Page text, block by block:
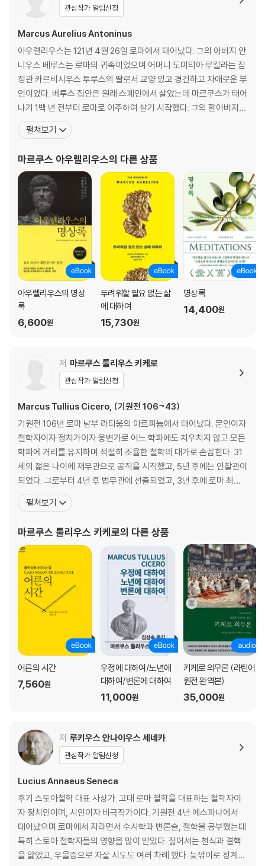
춤을 출 때는 춤만 춘다 32
자신을 다스릴 줄도 모르면서 33
내면의 기준을 세우고 있는가? 34
남이 하는 대로 따라 살지 마라 35
내가 가진 것은 무엇인가? 36
내가 맡은 역할은 무엇인가 37
부러워하거나 시기하지 마라 38
자기 자신을 세놓지 마라 39
어떤 본성이 나를 인도하는가? 41
내면 깊숙한 곳의 신비한 힘 43
하루하루가 마지막 날인 것처럼 44
어떤 영혼이 나를 차지하고 있나? 45
내 능력으로 할 수 있는 일들 46
이것을 하는 목적이 무엇인가? 47
사람들의 숙덕거림은 무시하라 48
가장 중요한 시간, 가장 중요한 사람 49
오직 지금 현재에 집중하라 50
현재 속에서만 삶이 존재한다 51
불확실한 미래, 확실한 현재 52
나는 오늘 어떤 좋은 일을 할까 53
2장 예고 없는 시련과 고난에 괴로워하는 당신에게
세상에서 일어나는 모든 불운 58
지나치게 흥분하고 후회하지 마라 59
오늘 비록 넘어지더라도 60
가혹한 운명을 대하는 마음가짐 61
강력한 불운의 힘을 꺾으려면 63
행운과 불운은 멀리 있지 않다 64
언제나 불운은 닥칠 수 있다 65
고난에 적응하는 인간의 능력 66
자신의 내부에서 해결책을 찾자 67
시련이 내 의지까지 꺾진 못한다 68
내게 닥치는 모든 일을 기다리노라 69
시련이 와도 남 탓 하지 마라 70
상실을 겪었을 때의 마음가짐 71
삶은 오직 현재에만 존재한다 72
항상 불운에 대비하며 살자 73
내 권한에 속하는 것, 속하지 않는 것 74
슬픈 기억들은 멀리 밀어버려라 75
우리의 삶 자체가 고행이다 76
견딜 수 없는 일은 세상에 없다 77
불평하지 말고 감당하자 78
시련을 극복해 나갈 수 있는 힘 79
당신을 괴롭히는 고민들의 실체 80
자신을 혼란에 빠뜨리지 마라 81
그 일을 받아들이는 당신의 관념 82
벌어지는 일들을 받아들여라 84
변화의 과정은 우리에게 필수다 85
힘든 상황에서의 해법은 사랑이다 86
인생의 위기를 항상 염두에 두라 88
운명의 여신이 위협할지라도 89
3장 헛된 욕망과 쾌락에 집착하는 당신에게
자기 자신을 통제할 줄 아는 사람 93
그 사람을 판단하는 방법 94
관심작가 알림신청
Marcus Aurelius Antoninus
아우렐리우스는 121년 4월 26일 로마에서 태어났다. 그의 아버지 안
니우스 베루스는 로마의 귀족이었으며 어머니 도미티아 루킬라는 집
정관 카르비시우스 투루스의 딸로서 교양 있고 경건하고 자애로운 부
인이었다. 베루스 집안은 원래 스페인에서 살았는데 마르쿠스가 태어
나기 1백 년 전부터 로마로 이주하여 살기 시작했다. 그의 할아버지
안토니우스 베루스는 총독, 집정관, 원로원 등의 요직을 지냈다. 아우
렐리우스는 여덟 살 때 아버지가 죽자, 할아버지 슬하에서 자랐다. 어
약하여 학교에 다니지 않고 훌륭한 가정교사들로부터
펼쳐보기
마르쿠스 아우렐리우스의 다른 상품
아우렐리우스의 명상
록
6,600원
두려워할 필요 없는 삶
에 대하여
15,730원
명상록
14,400원
저 마르쿠스 툴리우스 키케로
관심작가 알림신청
Marcus Tullius Cicero, (기원전 106~43)
기원전 106년 로마 남부 라티움의 아르피늄에서 태어났다. 문인이자
철학자이자 정치가이자 웅변가로 어느 학파에도 치우치지 않고 모든
학파에 거리를 유지하며 적절히 조율한 철학의 대가로 손꼽힌다. 31
세의 젊은 나이에 재무관으로 공직을 시작했고, 5년 후에는 안찰관이
되었다. 그로부터 4년 후 법무관에 선출되었고, 3년 후에 로마 최고
의 관직인 집정관에 오르면서 정치적으로도 최고의 명성을 얻었다.
원로원 중심의 공화체제를 옹호하며 카이사르의 독재정치에 반대하
전 44년에 카이사르가 암살됨에 따라 다시 정계로 복귀하지만
펼쳐보기
마르쿠스 툴리우스 키케로의 다른 상품
어른의 시간
7,560원
우정에 대하여/노년에
대하여/변론에 대하여
11,000원
키케로 의무론 (라틴어
원전 완역본)
35,000원
저 루키우스 안나이우스 세네카
관심작가 알림신청
Lucius Annaeus Seneca
후기 스토아철학 대표 사상가. 고대 로마 철학을 대표하는 철학자이
자 정치인이며, 시인이자 비극작가이다. 기원전 4년 에스파냐에서
태어났으며 로마에서 자라면서 수사학과 변론술, 철학을 공부했는데
특히 스토아 철학자들의 영향을 많이 받았다. 젊어서는 천식과 결핵
을 앓았고, 우울증으로 자살 시도도 여러 차례 했다. 늦깎이로 정계에